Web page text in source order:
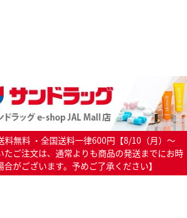
料無料 ・全国送料一律600円【8/10（月）～
ご注文は、通常よりも商品の発送までにお時
がございます。予めご了承ください】